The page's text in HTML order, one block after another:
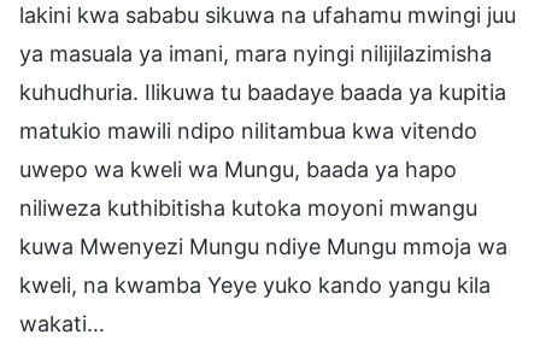
lakini kwa sababu sikuwa na ufahamu mwingi juu
ya masuala ya imani, mara nyingi nilijilazimisha
kuhudhuria. Ilikuwa tu baadaye baada ya kupitia
matukio mawili ndipo nilitambua kwa vitendo
uwepo wa kweli wa Mungu, baada ya hapo
niliweza kuthibitisha kutoka moyoni mwangu
kuwa Mwenyezi Mungu ndiye Mungu mmoja wa
kweli, na kwamba Yeye yuko kando yangu kila
wakati…